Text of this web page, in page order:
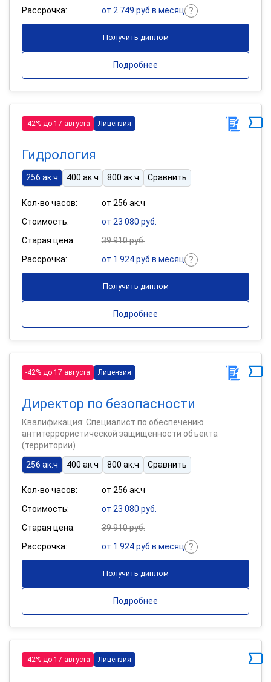
Рассрочка: от 2 749 руб в месяц
Получить диплом
Подробнее
-42% до 17 августа Лицензия
Гидрология
256 ак.ч 400 ак.ч 800 ак.ч Сравнить
Кол-во часов:
от 256 ак.ч
Стоимость:
от 23 080 руб.
Старая цена:
39 910 руб.
Рассрочка:
от 1 924 руб в месяц
Получить диплом
Подробнее
-42% до 17 августа Лицензия
Директор по безопасности
Квалификация: Специалист по обеспечению
антитеррористической защищенности объекта
(территории)
256 ак.ч
400 ак.ч 800 ак.ч Сравнить
Кол-во часов:
от 256 ак.ч
Стоимость:
от 23 080 руб.
Старая цена:
39 910 руб.
Рассрочка:
от 1 924 руб в месяц
Получить диплом
Подробнее
-42% до 17 августа Лицензия